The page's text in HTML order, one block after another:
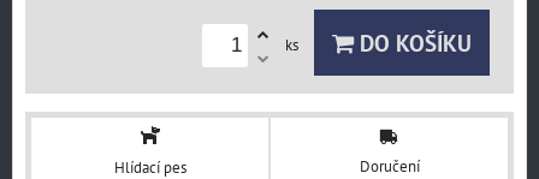
ks DO KOŠÍKU
Hlídací pes Doručení